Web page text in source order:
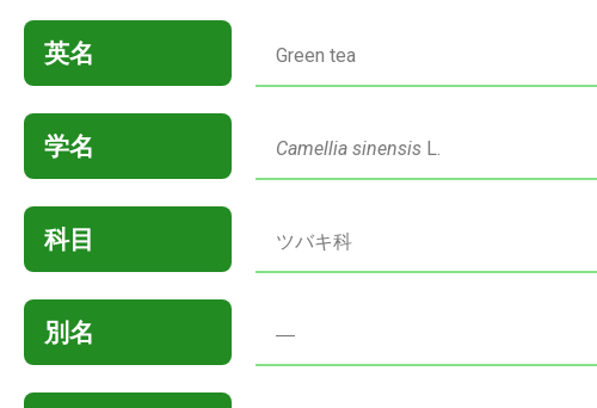
英名 Green tea
学名 Camellia sinensisL.
科目 ツバキ科
別名 ―